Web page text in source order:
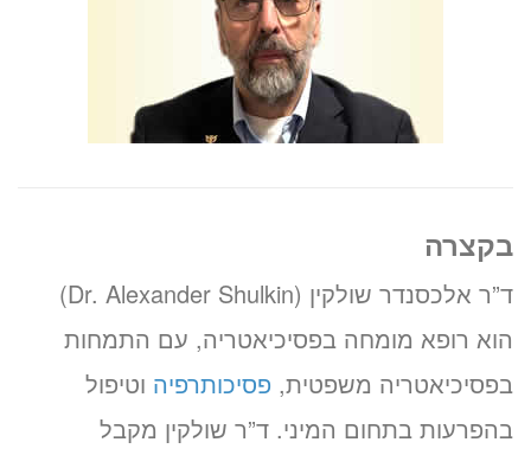
בקצרה
ד”ר אלכסנדר שולקין (Dr. Alexander Shulkin)
הוא רופא מומחה בפסיכיאטריה, עם התמחות
בפסיכיאטריה משפטית, פסיכותרפיה וטיפול
בהפרעות בתחום המיני. ד”ר שולקין מקבל